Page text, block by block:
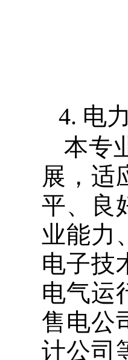
4. 电
本专
展，适
平、良
业能力
电子技
电气运
售电公
计公司